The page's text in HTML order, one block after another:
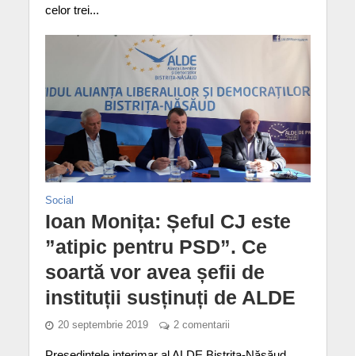
celor trei...
Social
Ioan Monița: Șeful CJ este
”atipic pentru PSD”. Ce
soartă vor avea șefii de
instituții susținuți de ALDE
20 septembrie 2019 2 comentarii